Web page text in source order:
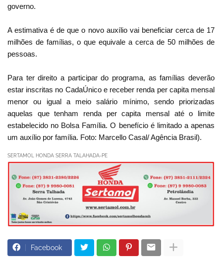
governo.
A estimativa é de que o novo auxílio vai beneficiar cerca de 17
milhões de famílias, o que equivale a cerca de 50 milhões de
pessoas.
Para ter direito a participar do programa, as famílias deverão
estar inscritas no CadaÚnico e receber renda per capita mensal
menor ou igual a meio salário mínimo, sendo priorizadas
aquelas que tenham renda per capita mensal até o limite
estabelecido no Bolsa Família. O benefício é limitado a apenas
um auxílio por família. Foto: Marcello Casal/ Agência Brasil).
SERTAMOL HONDA SERRA TALAHADA-PE
Facebook